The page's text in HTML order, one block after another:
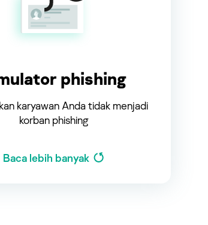
phishing
karyawan Anda tidak menjadi
korban phishing
Baca lebih banyak